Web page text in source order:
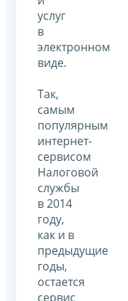
услуг
в
электронном
виде.
Так,
самым
популярным
интернет-
сервисом
Налоговой
службы
в 2014
году,
как и в
предыдущие
годы,
остается
сервис